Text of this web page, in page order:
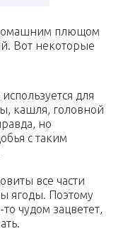
плющом
Вот некоторые
для
кашля, головной
но
с таким
все части
ягоды. Поэтому
чудом зацветет,